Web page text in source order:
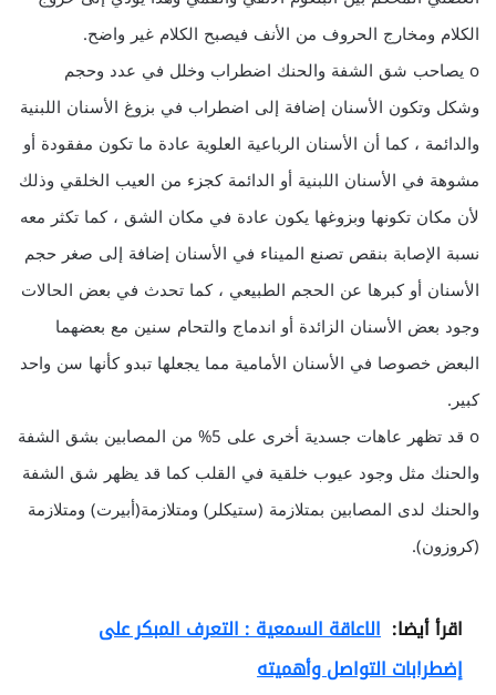
الكلام ومخارج الحروف من الأنف فيصبح الكلام غير واضح.
o يصاحب شق الشفة والحنك اضطراب وخلل في عدد وحجم
وشكل وتكون الأسنان إضافة إلى اضطراب في بزوغ الأسنان اللبنية
والدائمة ، كما أن الأسنان الرباعية العلوية عادة ما تكون مفقودة أو
مشوهة في الأسنان اللبنية أو الدائمة كجزء من العيب الخلقي وذلك
لأن مكان تكونها وبزوغها يكون عادة في مكان الشق ، كما تكثر معه
نسبة الإصابة بنقص تصنع الميناء في الأسنان إضافة إلى صغر حجم
الأسنان أو كبرها عن الحجم الطبيعي ، كما تحدث في بعض الحالات
وجود بعض الأسنان الزائدة أو اندماج والتحام سنين مع بعضهما
البعض خصوصا في الأسنان الأمامية مما يجعلها تبدو كأنها سن واحد
كبير.
o قد تظهر عاهات جسدية أخرى على 5% من المصابين بشق الشفة
والحنك مثل وجود عيوب خلقية في القلب كما قد يظهر شق الشفة
والحنك لدى المصابين بمتلازمة (ستيكلر) ومتلازمة(أبيرت) ومتلازمة
(كروزون).
اقرأ أيضا: الاعاقة السمعية : التعرف المبكر على
إضطرابات التواصل وأهميته